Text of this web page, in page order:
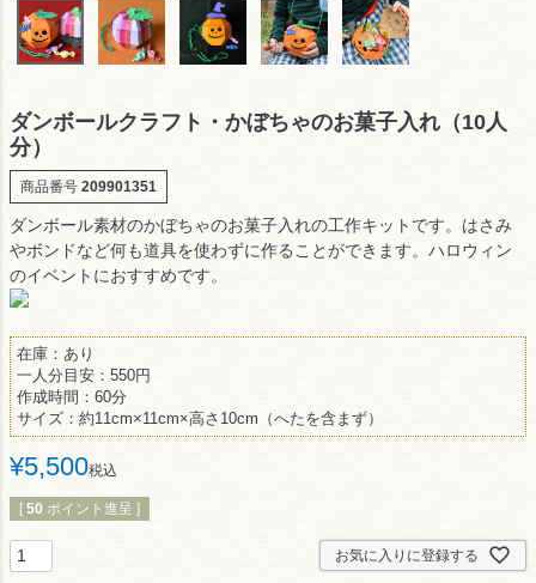
ダンボールクラフト・かぼちゃのお菓子入れ（10人
分）
商品番号 209901351
ダンボール素材のかぼちゃのお菓子入れの工作キットです。はさみ
やボンドなど何も道具を使わずに作ることができます。ハロウィン
のイベントにおすすめです。
在庫：あり
一人分目安：550円
作成時間：60分
サイズ：約11cm×11cm×高さ10cm（へたを含まず）
¥5,500税込
[ 50 ポイント進呈 ]
お気に入りに登録する